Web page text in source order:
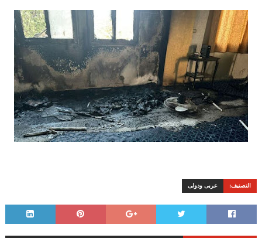
التصنيف: عربى ودولى